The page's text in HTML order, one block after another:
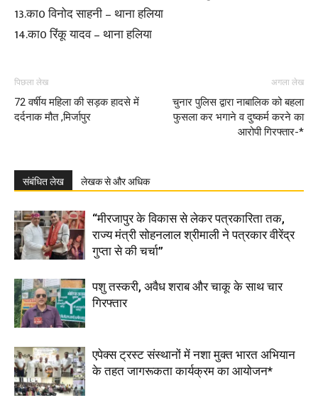
13.का0 विनोद साहनी – थाना हलिया
14.का0 रिंकू यादव – थाना हलिया
पिछला लेख
72 वर्षीय महिला की सड़क हादसे में
दर्दनाक मौत ,मिर्जापुर
अगला लेख
चुनार पुलिस द्वारा नाबालिक को बहला
फुसला कर भगाने व दुष्कर्म करने का
आरोपी गिरफ्तार-*
संबंधित लेख लेखक से और अधिक
“मीरजापुर के विकास से लेकर पत्रकारिता तक,
राज्य मंत्री सोहनलाल श्रीमाली ने पत्रकार वीरेंद्र
गुप्ता से की चर्चा”
पशु तस्करी, अवैध शराब और चाकू के साथ चार
गिरफ्तार
एपेक्स ट्रस्ट संस्थानों में नशा मुक्त भारत अभियान
के तहत जागरूकता कार्यक्रम का आयोजन*